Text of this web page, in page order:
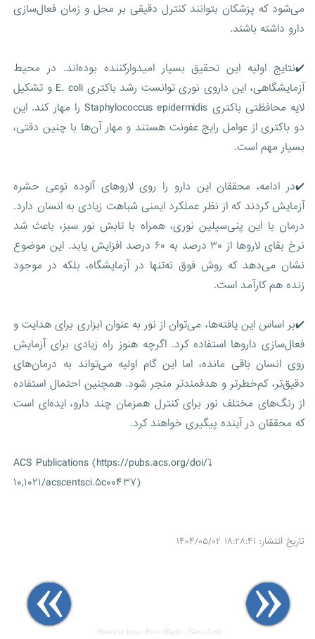
می‌شود که پزشکان بتوانند کنترل دقیقی بر محل و زمان فعال‌سازی
دارو داشته باشند.
✔️نتایج اولیه این تحقیق بسیار امیدوارکننده بوده‌اند. در محیط
آزمایشگاهی، این داروی نوری توانست رشد باکتری E. coli و تشکیل
لایه محافظتی باکتری Staphylococcus epidermidis را مهار کند. این
دو باکتری از عوامل رایج عفونت هستند و مهار آن‌ها با چنین دقتی،
بسیار مهم است.
✔️در ادامه، محققان این دارو را روی لاروهای آلوده نوعی حشره
آزمایش کردند که از نظر عملکرد ایمنی شباهت زیادی به انسان دارد.
درمان با این پنی‌سیلین نوری، همراه با تابش نور سبز، باعث شد
نرخ بقای لاروها از ۳۰ درصد به ۶۰ درصد افزایش یابد. این موضوع
نشان می‌دهد که روش فوق نه‌تنها در آزمایشگاه، بلکه در موجود
زنده هم کارآمد است.
✔️بر اساس این یافته‌ها، می‌توان از نور به عنوان ابزاری برای هدایت و
فعال‌سازی داروها استفاده کرد. اگرچه هنوز راه زیادی برای آزمایش
روی انسان باقی مانده، اما این گام اولیه می‌تواند به درمان‌های
دقیق‌تر، کم‌خطرتر و هدفمندتر منجر شود. همچنین احتمال استفاده
از رنگ‌های مختلف نور برای کنترل همزمان چند دارو، ایده‌ای است
که محققان در آینده پیگیری خواهند کرد.
⤵️ACS Publications (https://pubs.acs.org/doi/
۱۰,۱۰۲۱/acscentsci.۵c۰۰۴۳۷)
تاریخ انتشار: ۱۸:۲۸:۴۱ ۱۴۰۴/۰۵/۰۲
Shortcut keys: Prev=Right , Next=Left